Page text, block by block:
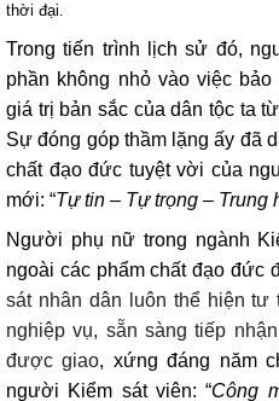
thời đại.
Trong tiến trình lịch sử đó,
phần không nhỏ vào việc
giá trị bản sắc của dân tộc ta
Sự đóng góp thầm lặng ấy đã
chất đạo đức tuyệt vời của
mới: “Tự tin – Tự trọng – Trung
Người phụ nữ trong ngành
ngoài các phẩm chất đạo đức
sát nhân dân luôn thể hiện tư
nghiệp vụ, sẵn sàng tiếp
được giao, xứng đáng năm
người Kiểm sát viên: “Công